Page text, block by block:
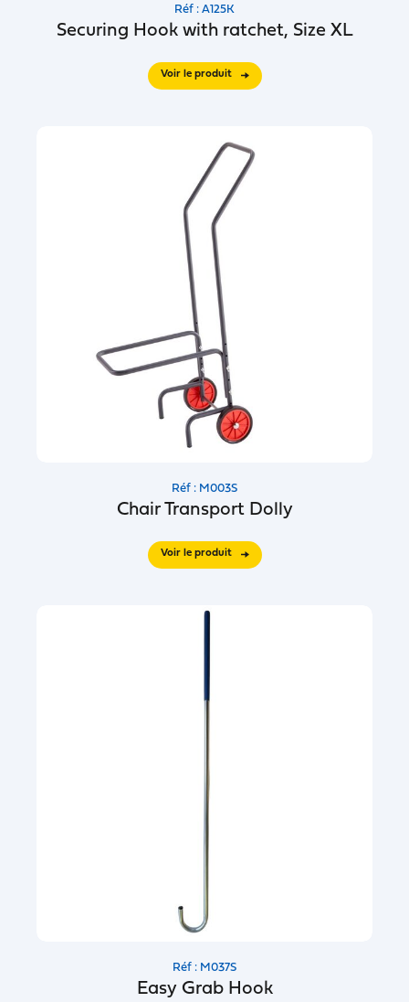
Réf : A125K
Securing Hook with ratchet, Size XL
Voir le produit
Réf : M003S
Chair Transport Dolly
Voir le produit
Réf : M037S
Easy Grab Hook